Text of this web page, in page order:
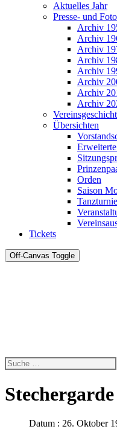
Aktuelles Jahr
Presse- und
Archiv
Archiv
Archiv
Archiv
Archiv
Archiv
Archiv
Archiv
Übersichten
Orden
Saison
Tickets
Off-Canvas Toggle
Datum : 26. Oktober